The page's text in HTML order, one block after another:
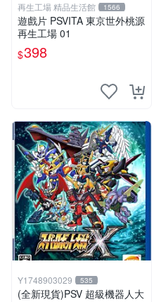
再生工場 精品生活館 1566
遊戲片 PSVITA 東京世外桃源
再生工場 01
$398
Y1748903029 535
(全新現貨)PSV 超級機器人大